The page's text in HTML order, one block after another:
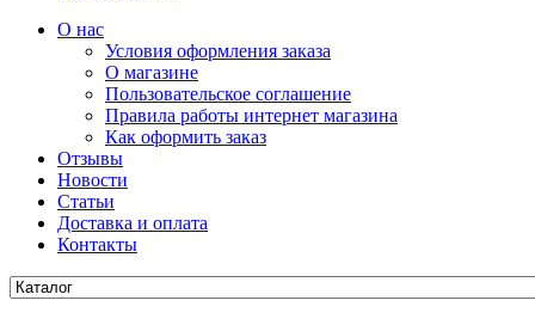
О нас
Условия оформления заказа
О магазине
Пользовательское соглашение
Правила работы интернет магазина
Как оформить заказ
Отзывы
Новости
Статьи
Доставка и оплата
Контакты